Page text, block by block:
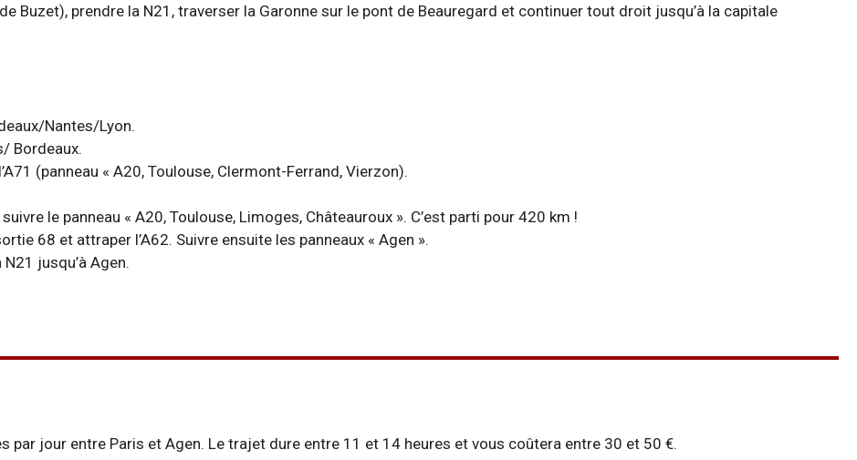
Buzet), prendre la N21, traverser la Garonne sur le pont de Beauregard et continuer tout droit jusqu’à la capitale
Nantes/Lyon.
Bordeaux.
(panneau « A20, Toulouse, Clermont-Ferrand, Vierzon).
le panneau « A20, Toulouse, Limoges, Châteauroux ». C’est parti pour 420 km !
68 et attraper l’A62. Suivre ensuite les panneaux « Agen ».
jusqu’à Agen.
par jour entre Paris et Agen. Le trajet dure entre 11 et 14 heures et vous coûtera entre 30 et 50 €.